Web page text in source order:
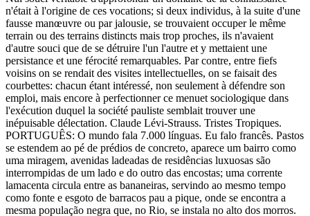
n'était à l'origine de ces vocations; si deux individus, à la suite d'une
fausse manœuvre ou par jalousie, se trouvaient occuper le même
terrain ou des terrains distincts mais trop proches, ils n'avaient
d'autre souci que de se détruire l'un l'autre et y mettaient une
persistance et une férocité remarquables. Par contre, entre fiefs
voisins on se rendait des visites intellectuelles, on se faisait des
courbettes: chacun étant intéressé, non seulement à défendre son
emploi, mais encore à perfectionner ce menuet sociologique dans
l'exécution duquel la société pauliste semblait trouver une
inépuisable délectation. Claude Lévi-Strauss. Tristes Tropiques.
PORTUGUÊS: O mundo fala 7.000 línguas. Eu falo francês. Pastos
se estendem ao pé de prédios de concreto, aparece um bairro como
uma miragem, avenidas ladeadas de residências luxuosas são
interrompidas de um lado e do outro das encostas; uma corrente
lamacenta circula entre as bananeiras, servindo ao mesmo tempo
como fonte e esgoto de barracos pau a pique, onde se encontra a
mesma população negra que, no Rio, se instala no alto dos morros.